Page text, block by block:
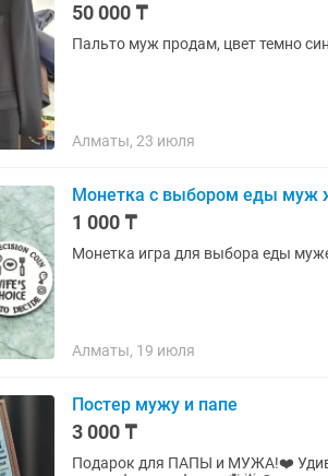
50 000 ₸
Пальто муж продам, цвет темно
Алматы, 23 июля
Монетка с выбором еды муж
1 000 ₸
Монетка игра для выбора еды
Алматы, 19 июля
Постер мужу и папе
3 000 ₸
Подарок для ПАПЫ и МУЖА!❤️